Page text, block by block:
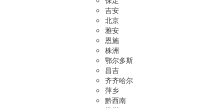
吉安
北京
雅安
恩施
株洲
鄂尔多斯
昌吉
齐齐哈尔
萍乡
黔西南